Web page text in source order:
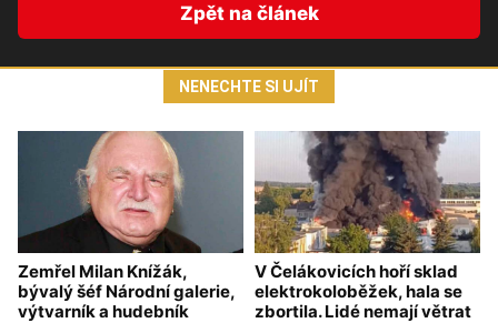
Zpět na článek
NENECHTE SI UJÍT
Zemřel Milan Knížák,
bývalý šéf Národní galerie,
výtvarník a hudebník
V Čelákovicích hoří sklad
elektrokoloběžek, hala se
zbortila. Lidé nemají větrat